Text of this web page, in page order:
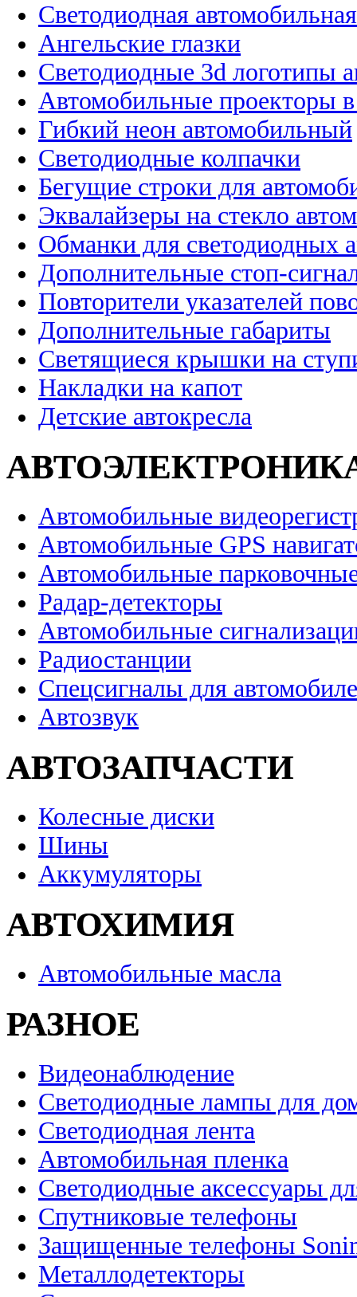
Светодиодная
Ангельские глазки
Светодиодные 3d логотипы
Автомобильные проекторы
Гибкий неон автомобильный
Светодиодные колпачки
Бегущие строки для
Эквалайзеры на стекло
Обманки для светодиодных
Дополнительные стоп-
Повторители указателей
Дополнительные габариты
Светящиеся крышки на
Накладки на капот
Детские автокресла
Автомобильные
Автомобильные GPS
Автомобильные
Радар-детекторы
Автомобильные
Радиостанции
Спецсигналы для
Автозвук
АВТОЗАПЧАСТИ
Колесные диски
Шины
Аккумуляторы
АВТОХИМИЯ
Автомобильные масла
РАЗНОЕ
Видеонаблюдение
Светодиодные лампы для
Светодиодная лента
Автомобильная пленка
Светодиодные аксессуары
Спутниковые телефоны
Защищенные телефоны
Металлодетекторы